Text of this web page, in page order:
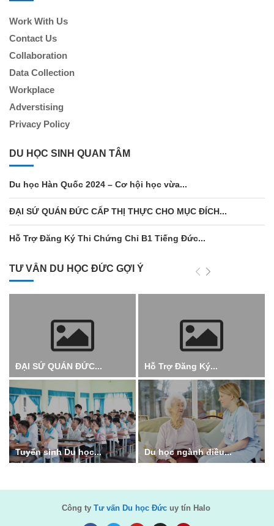
Work With Us
Contact Us
Collaboration
Data Collection
Workplace
Adverstising
Privacy Policy
DU HỌC SINH QUAN TÂM
Du học Hàn Quốc 2024 – Cơ hội học vừa...
ĐẠI SỨ QUÁN ĐỨC CẤP THỊ THỰC CHO MỤC ĐÍCH...
Hỗ Trợ Đăng Ký Thi Chứng Chỉ B1 Tiếng Đức...
TƯ VẤN DU HỌC ĐỨC GỢI Ý
ĐẠI SỨ QUÁN ĐỨC... Hỗ Trợ Đăng Ký...
Tuyển sinh Du học... Du học ngành điều...
Công ty Tư vấn Du học Đứcuy tín Halo